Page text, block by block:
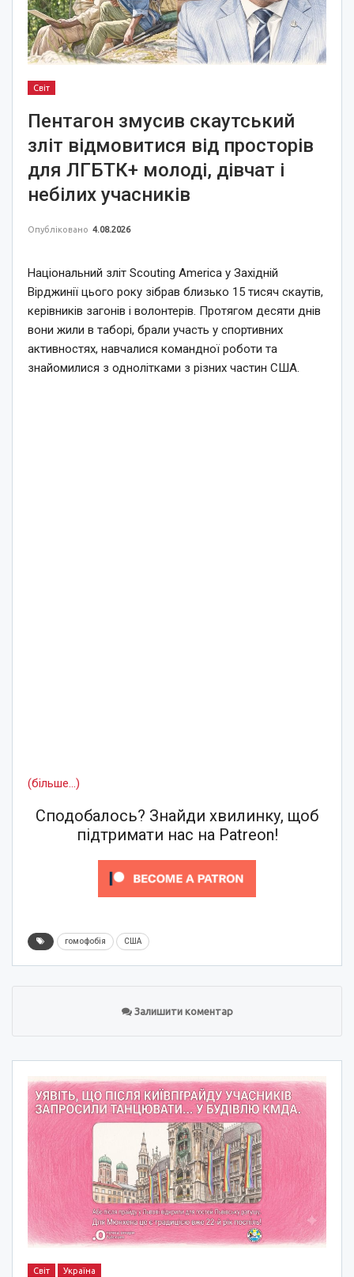
Світ
Пентагон змусив скаутський
зліт відмовитися від просторів
для ЛГБТК+ молоді, дівчат і
небілих учасників
Опубліковано 4.08.2026
Національний зліт Scouting America у Західній
Вірджинії цього року зібрав близько 15 тисяч скаутів,
керівників загонів і волонтерів. Протягом десяти днів
вони жили в таборі, брали участь у спортивних
активностях, навчалися командної роботи та
знайомилися з однолітками з різних частин США.
(більше…)
Сподобалось? Знайди хвилинку, щоб
підтримати нас на Patreon!
гомофобія США
Залишити коментар
Світ Україна